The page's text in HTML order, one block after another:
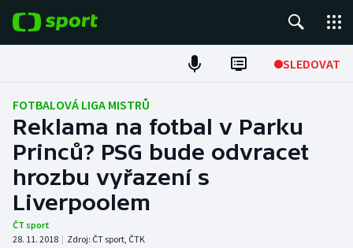
SLEDOVAT
Fotbal
Hokej
Tenis
Atletika
FOTBALOVÁ LIGA MISTRŮ
Reklama na fotbal v Parku
Princů? PSG bude odvracet
hrozbu vyřazení s
Liverpoolem
ČT sport
28. 11. 2018 | Zdroj: ČT sport, ČTK